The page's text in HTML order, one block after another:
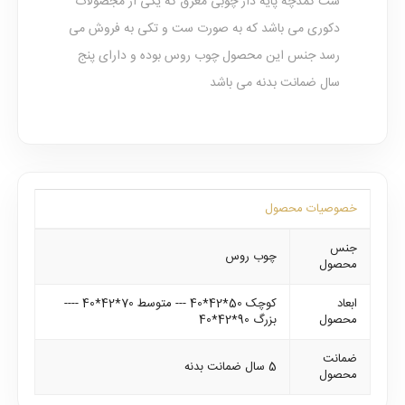
دکوری می باشد که به صورت ست و تکی به فروش می
رسد جنس این محصول چوب روس بوده و دارای پنج
سال ضمانت بدنه می باشد
خصوصیات محصول
جنس
محصول
چوب روس
ابعاد
محصول
کوچک 50*42*40 --- متوسط 70*42*40 ----
بزرگ 90*42*40
ضمانت
محصول
5 سال ضمانت بدنه